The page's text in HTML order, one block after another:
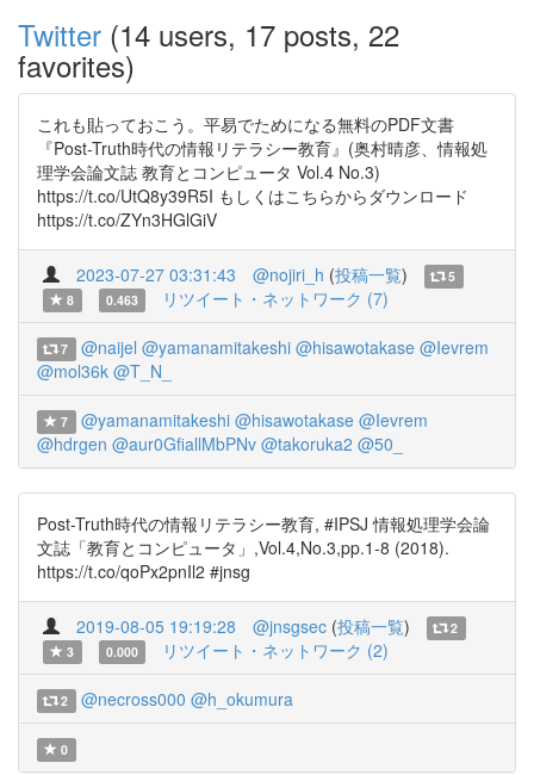
Twitter (14 users, 17 posts, 22
favorites)
これも貼っておこう。平易でためになる無料のPDF文書
『Post-Truth時代の情報リテラシー教育』(奥村晴彦、情報処
理学会論文誌 教育とコンピュータ Vol.4 No.3)
https://t.co/UtQ8y39R5I もしくはこちらからダウンロード
https://t.co/ZYn3HGlGiV
2023-07-27 03:31:43 @nojiri_h (投稿一覧)
5
8
0.463 リツイート・ネットワーク (7)
7 @naijel @yamanamitakeshi @hisawotakase @Ievrem
@mol36k @T_N_
7 @yamanamitakeshi @hisawotakase @Ievrem
@hdrgen @aur0GfiallMbPNv @takoruka2 @50_
Post-Truth時代の情報リテラシー教育, #IPSJ 情報処理学会論
文誌「教育とコンピュータ」,Vol.4,No.3,pp.1-8 (2018).
https://t.co/qoPx2pnIl2 #jnsg
2019-08-05 19:19:28 @jnsgsec (投稿一覧)
2
3
0.000 リツイート・ネットワーク (2)
2 @necross000 @h_okumura
0